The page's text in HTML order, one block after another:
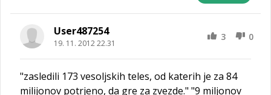
User487254
19. 11. 2012 22.31
3 0
"zasledili 173 vesoljskih teles, od katerih je za 84
milijonov potrjeno, da gre za zvezde." "9 miljonov